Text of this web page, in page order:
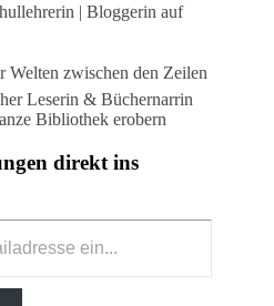
| Bloggerin auf
Welten zwischen den Zeilen
Leserin & Büchernarrin
Bibliothek erobern
direkt ins